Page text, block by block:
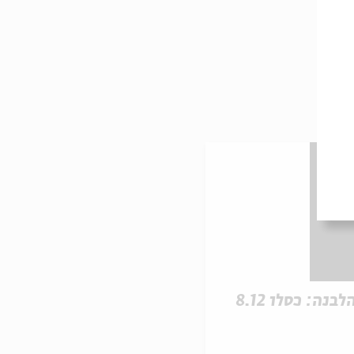
כסלו 8.12